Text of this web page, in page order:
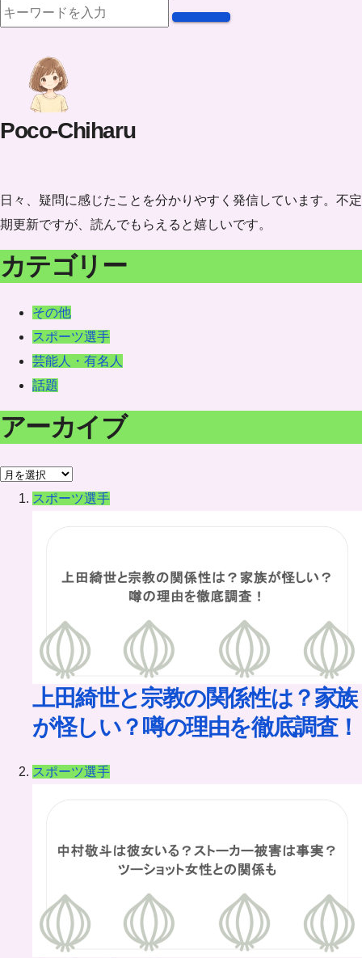
Poco-Chiharu
日々、疑問に感じたことを分かりやすく発信しています。不定
期更新ですが、読んでもらえると嬉しいです。
カテゴリー
その他
スポーツ選手
芸能人・有名人
話題
アーカイブ
ア
スポーツ選手
上田綺世と宗教の関係性は？家族
が怪しい？噂の理由を徹底調査！
スポーツ選手